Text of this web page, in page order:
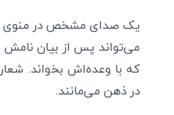
یک صدای مشخص در منوی
می‌تواند پس از بیان
که با وعده‌اش بخواند.
در ذهن می‌مانند.